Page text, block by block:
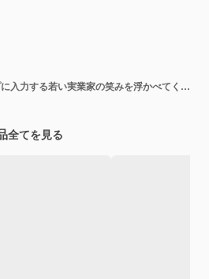
机の上のラップトップに入力する若い実業家の笑みを浮かべてください。
全てを見る